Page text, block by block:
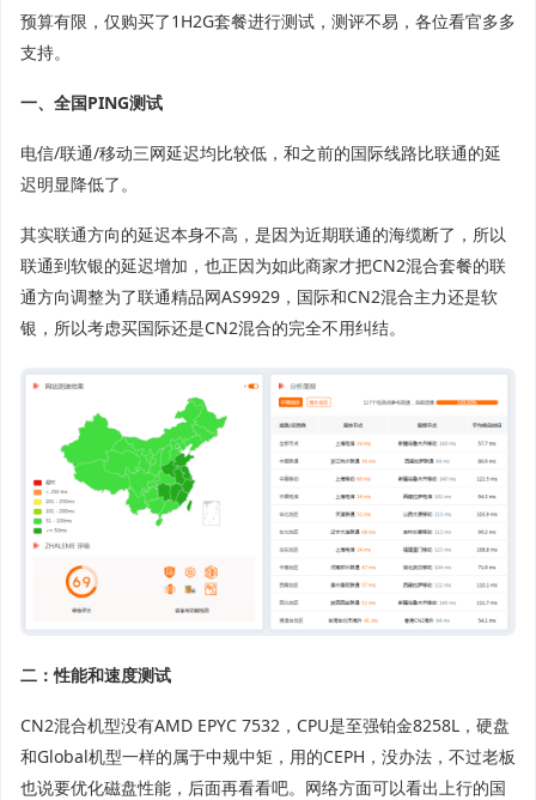
预算有限，仅购买了1H2G套餐进行测试，测评不易，各位看官多多
支持。
一、全国PING测试
电信/联通/移动三网延迟均比较低，和之前的国际线路比联通的延
迟明显降低了。
其实联通方向的延迟本身不高，是因为近期联通的海缆断了，所以
联通到软银的延迟增加，也正因为如此商家才把CN2混合套餐的联
通方向调整为了联通精品网AS9929，国际和CN2混合主力还是软
银，所以考虑买国际还是CN2混合的完全不用纠结。
二：性能和速度测试
CN2混合机型没有AMD EPYC 7532，CPU是至强铂金8258L，硬盘
和Global机型一样的属于中规中矩，用的CEPH，没办法，不过老板
也说要优化磁盘性能，后面再看看吧。网络方面可以看出上行的国